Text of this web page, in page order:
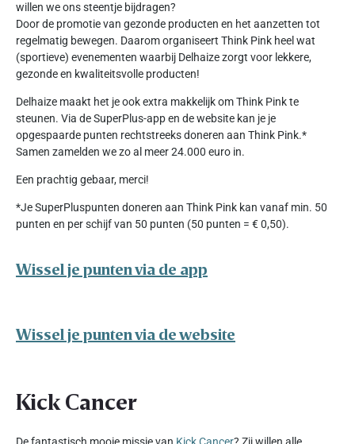
willen we ons steentje bijdragen?
Door de promotie van gezonde producten en het aanzetten tot
regelmatig bewegen. Daarom organiseert Think Pink heel wat
(sportieve) evenementen waarbij Delhaize zorgt voor lekkere,
gezonde en kwaliteitsvolle producten!
Delhaize maakt het je ook extra makkelijk om Think Pink te
steunen. Via de SuperPlus-app en de website kan je je
opgespaarde punten rechtstreeks doneren aan Think Pink.*
Samen zamelden we zo al meer 24.000 euro in.
Een prachtig gebaar, merci!
*Je SuperPluspunten doneren aan Think Pink kan vanaf min. 50
punten en per schijf van 50 punten (50 punten = € 0,50).
Wissel je punten via de app
Wissel je punten via de website
Kick Cancer